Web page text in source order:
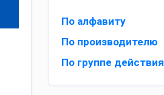
По алфавиту
По производителю
По группе действия